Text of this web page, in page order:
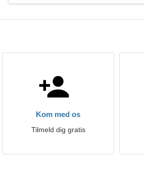
Kom med os
Tilmeld dig gratis